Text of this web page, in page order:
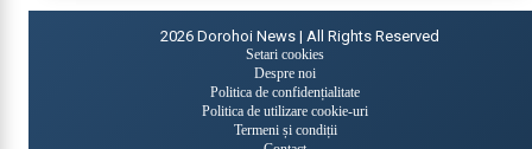
2026 Dorohoi News | All Rights Reserved
Setari cookies
Despre noi
Politica de confidențialitate
Politica de utilizare cookie-uri
Termeni și condiții